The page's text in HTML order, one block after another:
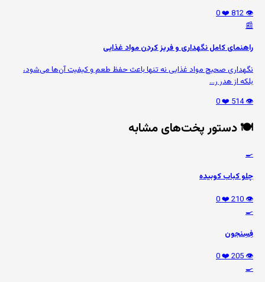
👁️ 812
❤️ 0
📰
راهنمای کامل نگهداری و فریز کردن مواد غذایی
نگهداری صحیح مواد غذایی نه تنها باعث حفظ طعم و کیفیت آن‌ها می‌شود،
بلکه از هدر ر...
👁️ 514
❤️ 0
🍽️ دستور پخت‌های مشابه
🍳
چلو کباب کوبیده
👁️ 210
❤️ 0
🍳
فِسِنجون
👁️ 205
❤️ 0
🍳